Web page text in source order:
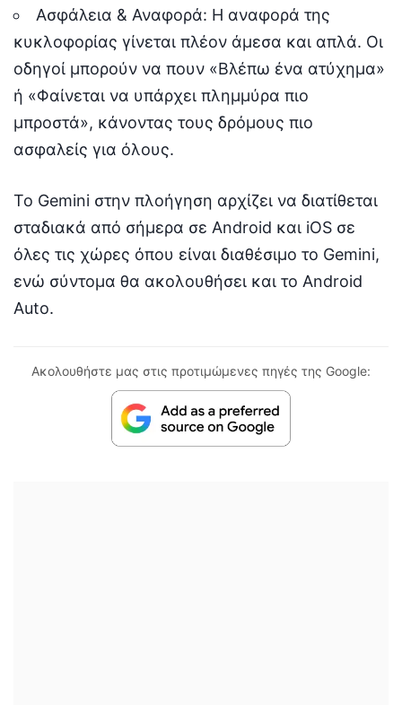
Ασφάλεια & Αναφορά: Η αναφορά της
κυκλοφορίας γίνεται πλέον άμεσα και απλά. Οι
οδηγοί μπορούν να πουν «Βλέπω ένα ατύχημα»
ή «Φαίνεται να υπάρχει πλημμύρα πιο
μπροστά», κάνοντας τους δρόμους πιο
ασφαλείς για όλους.
Το Gemini στην πλοήγηση αρχίζει να διατίθεται
σταδιακά από σήμερα σε Android και iOS σε
όλες τις χώρες όπου είναι διαθέσιμο το Gemini,
ενώ σύντομα θα ακολουθήσει και το Android
Auto.
Ακολουθήστε μας στις προτιμώμενες πηγές της Google: